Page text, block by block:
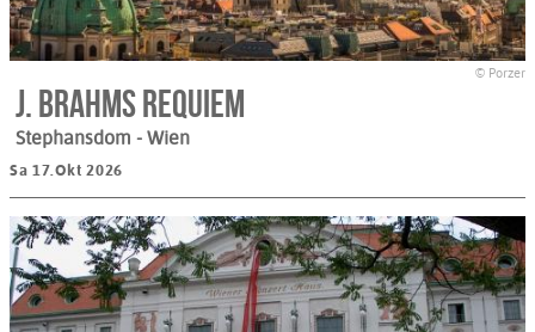
© Porzer
J. Brahms Requiem
Stephansdom - Wien
Sa 17.Okt 2026